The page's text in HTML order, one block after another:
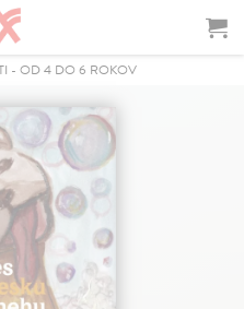
- OD 4 DO 6 ROKOV